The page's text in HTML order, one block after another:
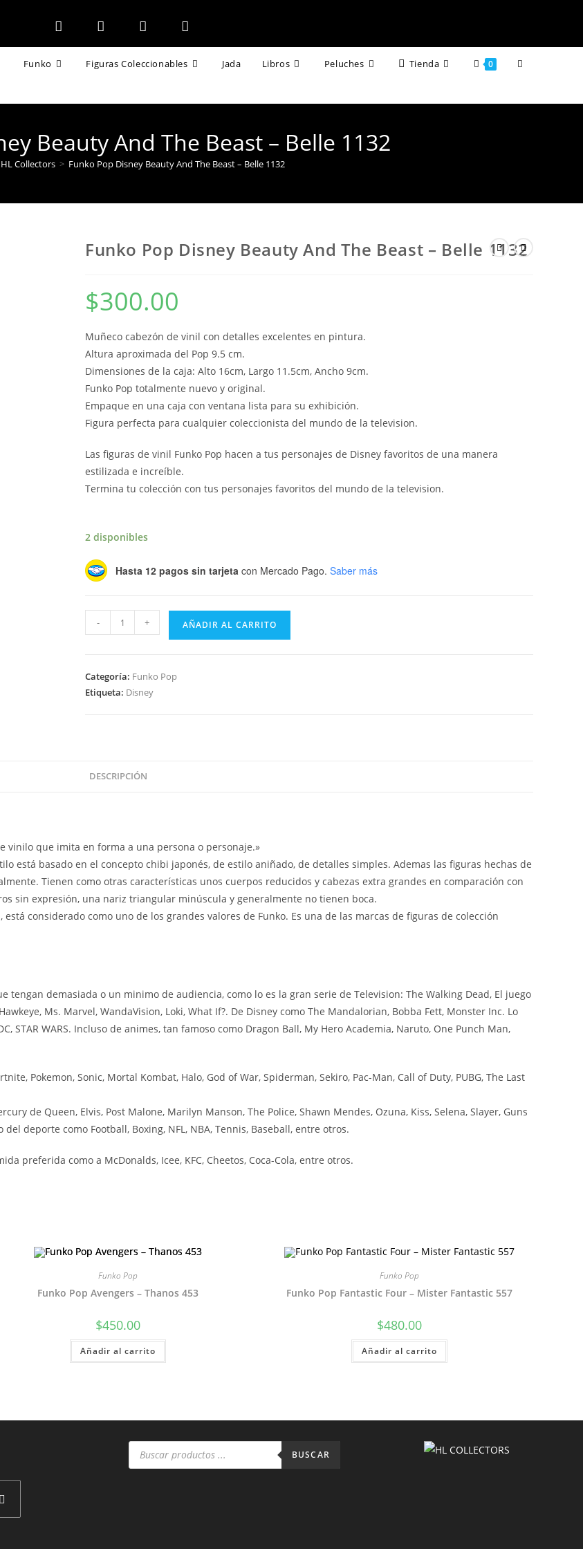
Funko Figuras Coleccionables Jada Libros Peluches Tienda 0 Alternar
Beauty And The Beast – Belle 1132
Collectors > Funko Pop Disney Beauty And The Beast – Belle 1132
Funko Pop Disney Beauty And The Beast – Belle 1132
$300.00
Muñeco cabezón de vinil con detalles excelentes en pintura.
Altura aproximada del Pop 9.5 cm.
Dimensiones de la caja: Alto 16cm, Largo 11.5cm, Ancho 9cm.
Funko Pop totalmente nuevo y original.
Empaque en una caja con ventana lista para su exhibición.
Figura perfecta para cualquier coleccionista del mundo de la television.
Las figuras de vinil Funko Pop hacen a tus personajes de Disney favoritos de una manera
estilizada e increíble.
Termina tu colección con tus personajes favoritos del mundo de la television.
2 disponibles
Hasta 12 pagos sin tarjeta con Mercado Pago. Saber más
Pop
And
1132
- + AÑADIR AL CARRITO
Categoría: Funko Pop
Etiqueta: Disney
DESCRIPCIÓN
vinilo que imita en forma a una persona o personaje.»
está basado en el concepto chibi japonés, de estilo aniñado, de detalles simples. Ademas las figuras hechas de
Tienen como otras características unos cuerpos reducidos y cabezas extra grandes en comparación con
sin expresión, una nariz triangular minúscula y generalmente no tienen boca.
considerado como uno de los grandes valores de Funko. Es una de las marcas de figuras de colección
tengan demasiada o un minimo de audiencia, como lo es la gran serie de Television: The Walking Dead, El juego
Ms. Marvel, WandaVision, Loki, What If?. De Disney como The Mandalorian, Bobba Fett, Monster Inc. Lo
STAR WARS. Incluso de animes, tan famoso como Dragon Ball, My Hero Academia, Naruto, One Punch Man,
Pokemon, Sonic, Mortal Kombat, Halo, God of War, Spiderman, Sekiro, Pac-Man, Call of Duty, PUBG, The Last
de Queen, Elvis, Post Malone, Marilyn Manson, The Police, Shawn Mendes, Ozuna, Kiss, Selena, Slayer, Guns
deporte como Football, Boxing, NFL, NBA, Tennis, Baseball, entre otros.
preferida como a McDonalds, Icee, KFC, Cheetos, Coca-Cola, entre otros.
Funko Pop
Funko Pop Avengers – Thanos 453
$450.00
Añadir al carrito
Funko Pop
Funko Pop Fantastic Four – Mister Fantastic 557
$480.00
Añadir al carrito
Búsqueda
productos
BUSCAR